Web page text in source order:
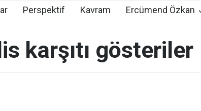
Perspektif Kavram Ercümend Özkan
karşıtı gösteriler